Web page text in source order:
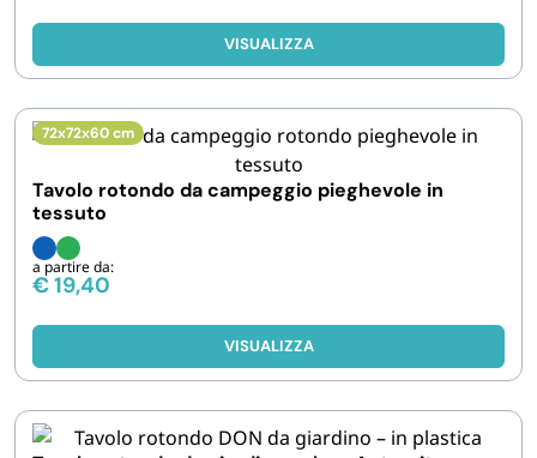
VISUALIZZA
72x72x60 cm
Tavolo rotondo da campeggio pieghevole in
tessuto
a partire da:
€19,40
VISUALIZZA